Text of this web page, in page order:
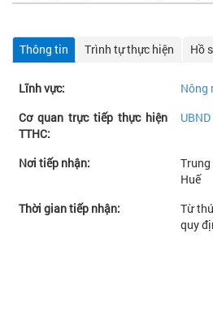
Thông tin Trình tự thực hiện Hồ
Lĩnh vực:
Nông
Cơ quan trực tiếp thực hiện
TTHC:
Nơi tiếp nhận:
Huế
Thời gian tiếp nhận:
Từ
quy